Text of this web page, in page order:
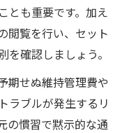
とも重要です。加え
閲覧を行い、セット
確認しましょう。
期せぬ維持管理費や
ラブルが発生するリ
の慣習で黙示的な通